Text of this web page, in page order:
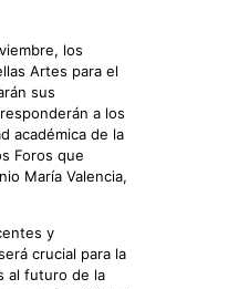
los
Artes para el
sus
a los
académica de la
Foros que
María Valencia,
y
crucial para la
al futuro de la